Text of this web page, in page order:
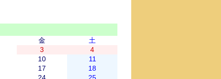
金
土
3
4
10
11
17
18